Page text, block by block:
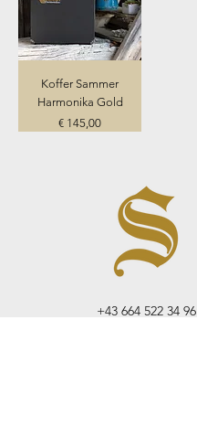
Koffer Sammer
Harmonika Gold
Preis
€ 145,00
+43 664 522 34 96